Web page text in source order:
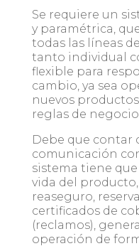
Se requiere un
y paramétrica,
todas las líneas
tanto individual
flexible para
cambio, ya sea
nuevos
reglas de
Debe que contar
comunicación
sistema tiene
vida del
reaseguro,
certificados de
(reclamos),
operación de